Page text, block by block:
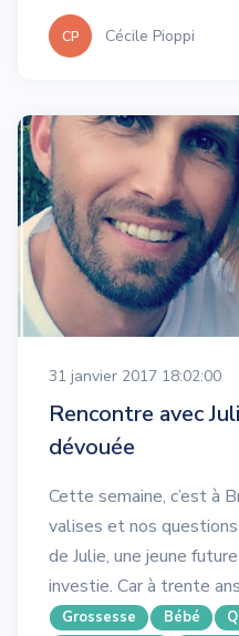
CP Cécile Pioppi
31 janvier 2017 18:02:00
Rencontre avec
dévouée
Cette semaine, c’est à
valises et nos
de Julie, une jeune
investie. Car à trente
Grossesse Bébé